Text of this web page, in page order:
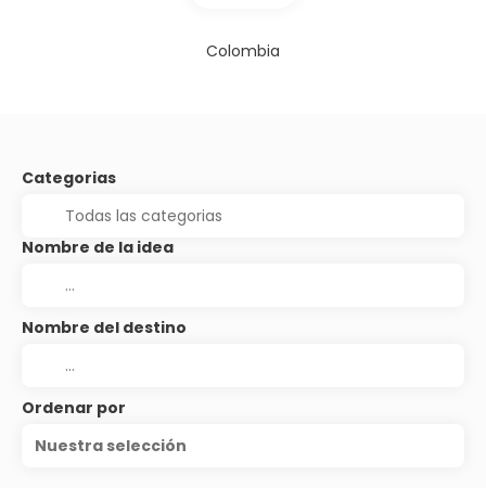
Colombia
Categorias
Nombre de la idea
Nombre del destino
Ordenar por
Nuestra selección